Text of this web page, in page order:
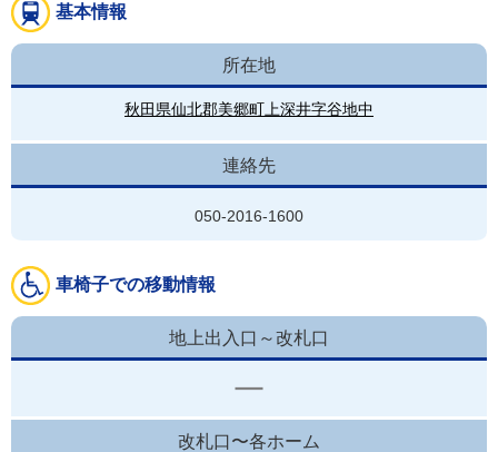
基本情報
所在地
秋田県仙北郡美郷町上深井字谷地中
連絡先
050-2016-1600
車椅子での移動情報
地上出入口～改札口
改札口〜各ホーム